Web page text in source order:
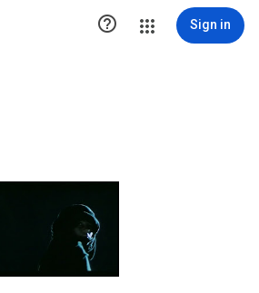
 Sign in